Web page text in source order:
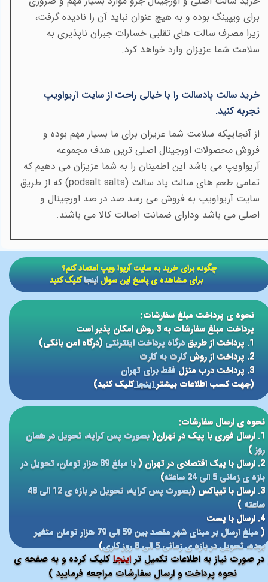
برای ویپینگ بوده و به هیچ عنوان نباید آن را نادیده گرفت،
زیرا مصرف سالت های تقلبی خسارات جبران ناپذیری به
سلامت شما عزیزان وارد خواهد کرد.
خرید سالت پادسالت را با خیالی راحت از سایت آریواویپ
تجربه کنید.
از آنجاییکه سلامت شما عزیزان برای ما بسیار مهم بوده و
فروش محصولات اورجینال اصلی ترین هدف مجموعه
آریواویپ می باشد این اطمینان را به شما عزیزان می دهیم که
تمامی طعم های سالت پاد سالت (podsalt salts) که از طریق
سایت آریواویپ به فروش می رسد صد در صد اورجینال و
اصلی می باشد ودارای ضمانت اصالت کالا می باشند.
صورت نیاز به اطلاعات تکمیل تراینجا کلیک کرده و به صفحه ی
نحوه پرداخت و ارسال سفارشات مراجعه فرمایید )
نحوه ی پرداخت مبلغ سفارشات:
پرداخت مبلغ سفارشات به 3 روش امکان پذیر است
1. پرداخت از طریق
درگاه پرداخت اینترنتی(درگاه امن بانکی)
2. پرداخت از روش
کارت به کارت
3. پرداخت درب منزل
فقط برای تهران
(جهت کسب اطلاعات بیشتر اینجاکلیک کنید)
نحوه ی ارسال سفارشات:
1. ارسال فوری با پیک در تهران(
بصورت پس کرایه، تحویل در همان
روز)
2. ارسال با پیک اقتصادی در تهران (
با مبلغ 89 هزار تومان، تحویل در
بازه ی زمانی 5 الی 24 ساعته
)
3. ارسال با تیپاکس (
بصورت پس کرایه، تحویل در بازه ی 12 الی 48
ساعته )
4. ارسال با پست
(
مبلغ ارسال بر مبنای شهر مقصد بین 59 الی 79 هزار تومان متغیر
بوده، تحویل در بازه ی زمانی 5 الی 8 روز کاری
)
​​چگونه برای خرید به سایت آریوا ویپ اعتماد کنم؟
برای مشاهده ی پاسخ این سوالاینجاکلیک کنید